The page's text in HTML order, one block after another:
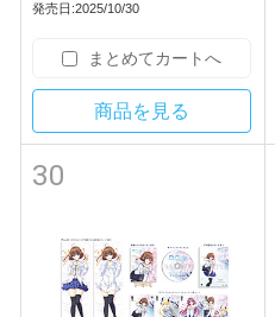
発売日:2025/10/30
まとめてカートへ
商品を見る
30